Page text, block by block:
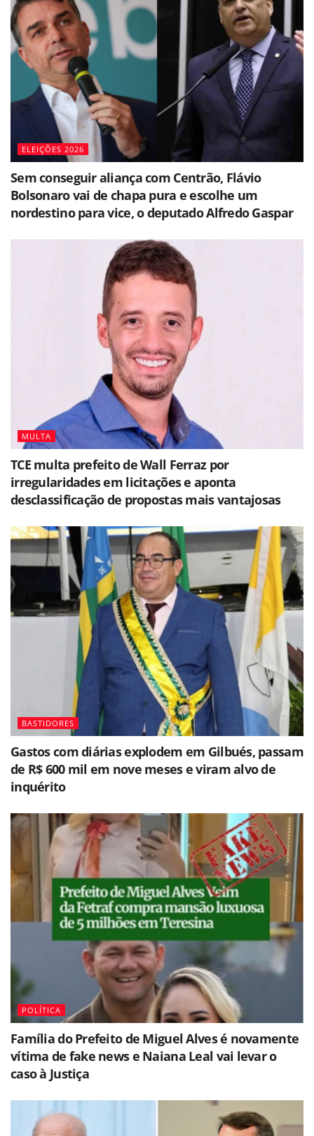
ELEIÇÕES 2026
Sem conseguir aliança com Centrão, Flávio
Bolsonaro vai de chapa pura e escolhe um
nordestino para vice, o deputado Alfredo Gaspar
MULTA
TCE multa prefeito de Wall Ferraz por
irregularidades em licitações e aponta
desclassificação de propostas mais vantajosas
BASTIDORES
Gastos com diárias explodem em Gilbués, passam
de R$ 600 mil em nove meses e viram alvo de
inquérito
POLÍTICA
Família do Prefeito de Miguel Alves é novamente
vítima de fake news e Naiana Leal vai levar o
caso à Justiça